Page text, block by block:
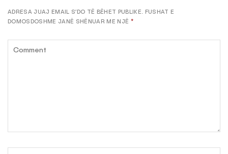
ADRESA JUAJ EMAIL S’DO TË BËHET PUBLIKE. FUSHAT E
DOMOSDOSHME JANË SHËNUAR ME NJË *